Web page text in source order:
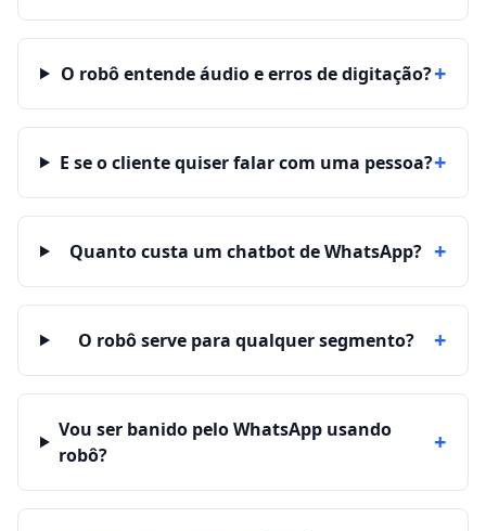
O robô entende áudio e erros de digitação?+
E se o cliente quiser falar com uma pessoa?+
Quanto custa um chatbot de WhatsApp? +
O robô serve para qualquer segmento? +
Vou ser banido pelo WhatsApp usando
robô?
+